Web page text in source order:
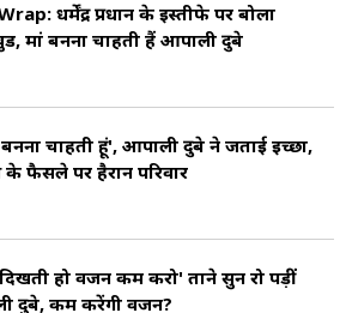
धर्मेंद्र प्रधान के इस्तीफे पर बोला
मां बनना चाहती हैं आम्रपाली दुबे
चाहती हूं', आम्रपाली दुबे ने जताई इच्छा,
के फैसले पर हैरान परिवार
हो वजन कम करो' ताने सुन रो पड़ीं
दुबे, कम करेंगी वजन?